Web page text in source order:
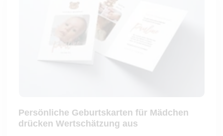
Persönliche Geburtskarten für Mädchen
drücken Wertschätzung aus